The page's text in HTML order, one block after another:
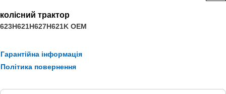
колісний трактор
623H621H627H621K OEM
Гарантійна інформація
Політика повернення